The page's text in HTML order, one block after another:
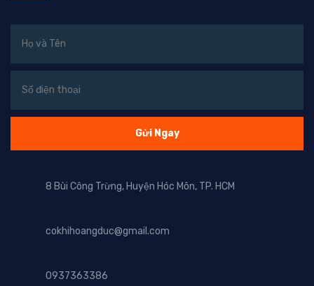
8 Bùi Công Trừng, Huyện Hóc Môn, TP. HCM
cokhihoangduc@gmail.com
0937363386